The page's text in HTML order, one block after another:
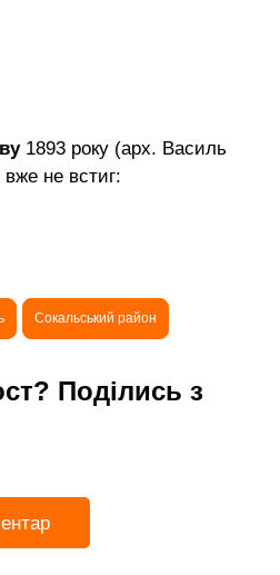
1893 року (арх. Василь
не встиг:
Сокальський район
Поділись з